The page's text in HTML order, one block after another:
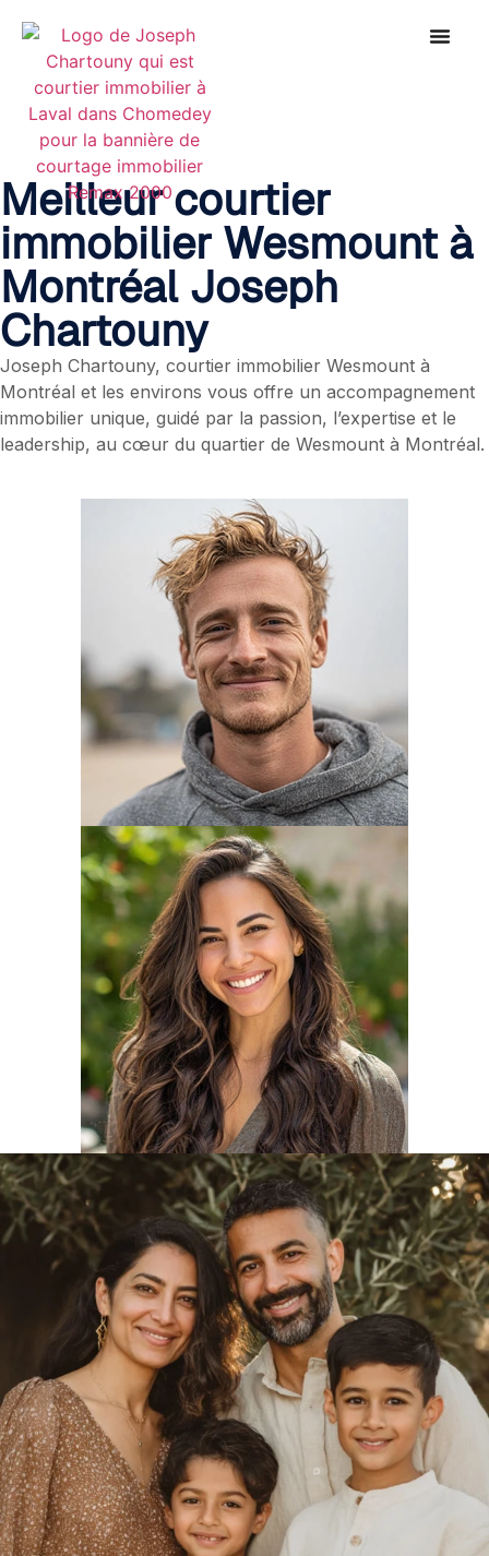
Meilleur courtier
immobilier Wesmount à
Montréal Joseph
Chartouny
Joseph Chartouny, courtier immobilier Wesmount à
Montréal et les environs vous offre un accompagnement
immobilier unique, guidé par la passion, l’expertise et le
leadership, au cœur du quartier de Wesmount à Montréal.